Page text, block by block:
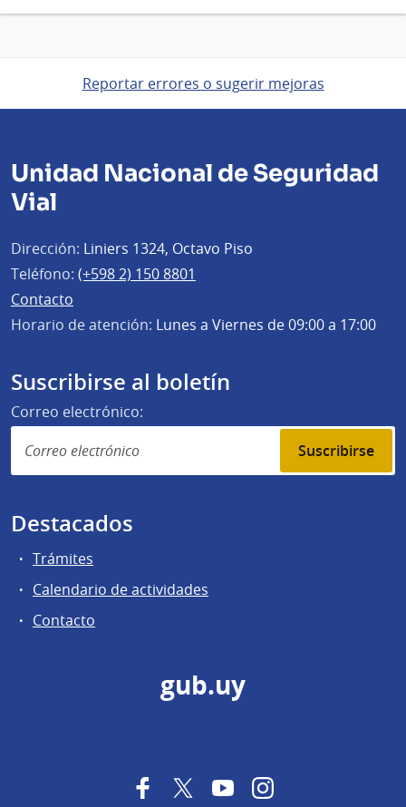
Reportar errores o sugerir mejoras
Unidad Nacional de Seguridad
Vial
Dirección: Liniers 1324, Octavo Piso
Teléfono: (+598 2) 150 8801
Contacto
Horario de atención: Lunes a Viernes de 09:00 a 17:00
Suscribirse al boletín
Correo electrónico:
Suscribirse
Destacados
Trámites
Calendario de actividades
Contacto
gub.uy
FacebookTwitterYouTubeInstagram